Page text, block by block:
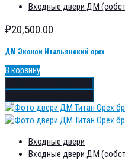
Входные двери ДМ
₽20,500.00
ДМ Эконом Итальянский орех
В корзину
Входные двери
Входные двери ДМ